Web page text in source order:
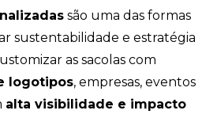
são uma das formas
sustentabilidade e estratégia
as sacolas com
logotipos, empresas, eventos
alta visibilidade e impacto